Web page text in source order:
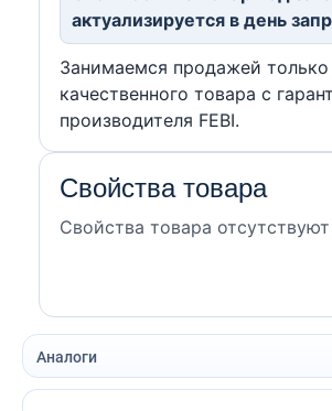
актуализируется в день
Занимаемся продажей только
качественного товара с
производителя FEBI.
Свойства товара
Свойства товара отсутствуют
Аналоги